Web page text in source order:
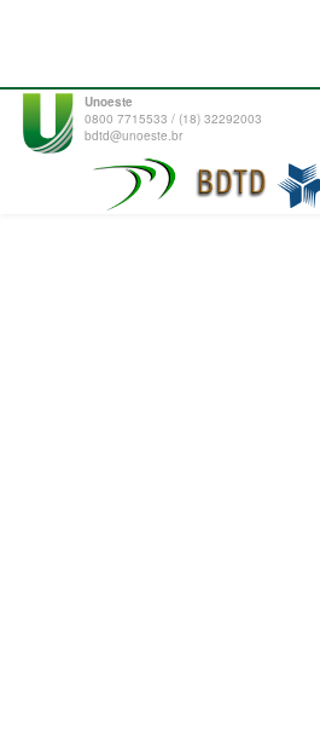
Unoeste
0800 7715533 / (18) 32292003
bdtd@unoeste.br